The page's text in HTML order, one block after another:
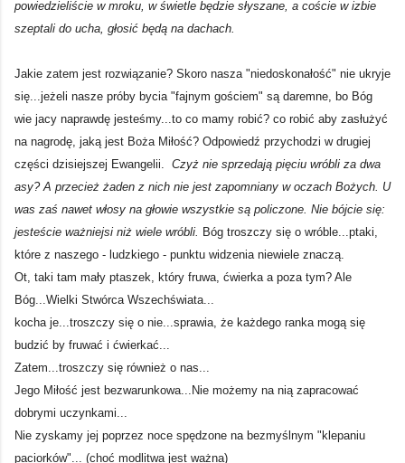
powiedzieliście w mroku, w świetle będzie słyszane, a coście w izbie
szeptali do ucha, głosić będą na dachach.
Jakie zatem jest rozwiązanie? Skoro nasza "niedoskonałość" nie ukryje
się...jeżeli nasze próby bycia "fajnym gościem" są daremne, bo Bóg
wie jacy naprawdę jesteśmy...to co mamy robić? co robić aby zasłużyć
na nagrodę, jaką jest Boża Miłość? Odpowiedź przychodzi w drugiej
części dzisiejszej Ewangelii.
Czyż nie sprzedają pięciu wróbli za dwa
asy? A przecież żaden z nich nie jest zapomniany w oczach Bożych. U
was zaś nawet włosy na głowie wszystkie są policzone. Nie bójcie się:
jesteście ważniejsi niż wiele wróbli. Bóg troszczy się o wróble...ptaki,
które z naszego - ludzkiego - punktu widzenia niewiele znaczą.
Ot, taki tam mały ptaszek, który fruwa, ćwierka a poza tym? Ale
Bóg...Wielki Stwórca Wszechświata...
kocha je...troszczy się o nie...sprawia, że każdego ranka mogą się
budzić by fruwać i ćwierkać...
Zatem...troszczy się również o nas...
Jego Miłość jest bezwarunkowa...Nie możemy na nią zapracować
dobrymi uczynkami...
Nie zyskamy jej poprzez noce spędzone na bezmyślnym "klepaniu
paciorków"... (choć modlitwa jest ważna)